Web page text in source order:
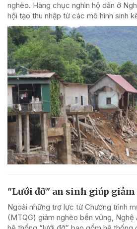
nghèo. Hàng chục nghìn hộ dân ở
hội tạo thu nhập từ các mô hình sinh
"Lưới đỡ" an sinh giúp
Ngoài những trợ lực từ Chương trình
(MTQG) giảm nghèo bền vững, Nghệ